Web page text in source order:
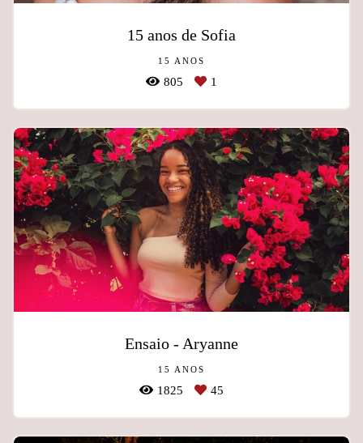
15 anos de Sofia
15 ANOS
805 1
Ensaio - Aryanne
15 ANOS
1825 45